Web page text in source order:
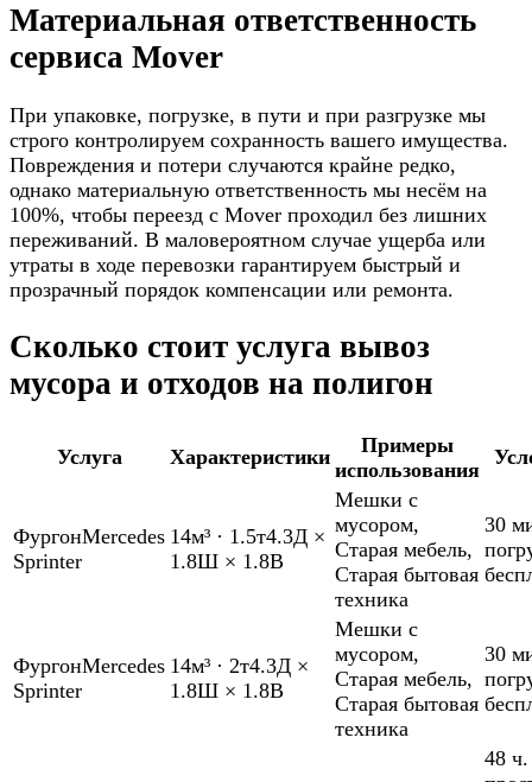
Материальная ответственность
сервиса Mover
При упаковке, погрузке, в пути и при разгрузке мы
строго контролируем сохранность вашего имущества.
Повреждения и потери случаются крайне редко,
однако материальную ответственность мы несём на
100%, чтобы переезд с Mover проходил без лишних
переживаний. В маловероятном случае ущерба или
утраты в ходе перевозки гарантируем быстрый и
прозрачный порядок компенсации или ремонта.
Сколько стоит услуга вывоз
мусора и отходов на полигон
Услуга Характеристики
Примеры
использования
ФургонMercedes
Sprinter
14м³ · 1.5т4.3Д ×
1.8Ш × 1.8В
Мешки с
мусором,
Старая мебель,
Старая бытовая
техника
30
ФургонMercedes
Sprinter
14м³ · 2т4.3Д ×
1.8Ш × 1.8В
Мешки с
мусором,
Старая мебель,
Старая бытовая
техника
30
48 ч.